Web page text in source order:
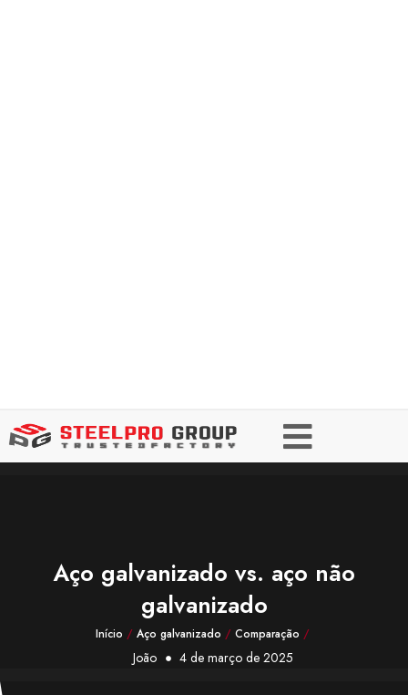
Aço galvanizado vs. aço não
galvanizado
Início / Aço galvanizado / Comparação /
João 4 de março de 2025